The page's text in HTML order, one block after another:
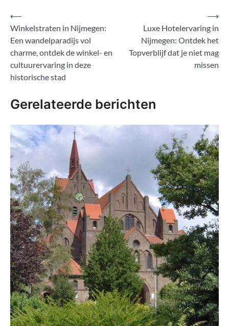
Bericht
navigatie
⟵
Winkelstraten in Nijmegen:
Een wandelparadijs vol
charme, ontdek de winkel- en
cultuurervaring in deze
historische stad
Luxe Hotelervaring in
Nijmegen: Ontdek het
Topverblijf dat je niet mag
missen
⟶
Gerelateerde berichten